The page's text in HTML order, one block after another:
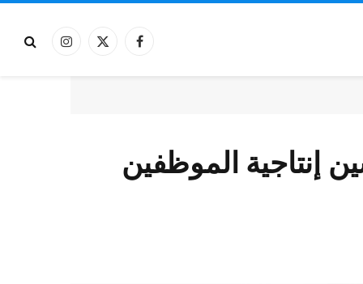
فيسبوكX
الانستغرام
إنتاجية الموظفين